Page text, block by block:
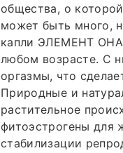
общества, о
может быть много,
капли ЭЛЕМЕНТ ОНА
любом возрасте. С
оргазмы, что
Природные и
растительное
фитоэстрогены для
стабилизации